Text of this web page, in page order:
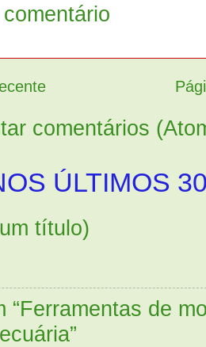
comentários
ÚLTIMOS
título)
“Ferramentas de